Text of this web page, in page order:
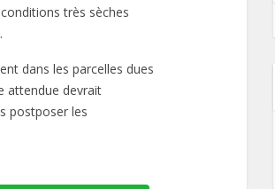
très sèches
dans les parcelles dues
attendue devrait
postposer les